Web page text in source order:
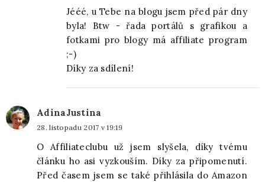
Jééé, u Tebe na blogu jsem před pár dny
byla! Btw - řada portálů s grafikou a
fotkami pro blogy má affiliate program
;-)
Díky za sdílení!
AdinaJustina
28. listopadu 2017 v 19:19
O Affiliateclubu už jsem slyšela, díky tvému
článku ho asi vyzkouším. Díky za připomenutí.
Před časem jsem se také přihlásila do Amazon